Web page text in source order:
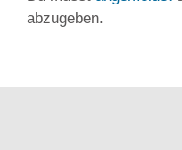
abzugeben.